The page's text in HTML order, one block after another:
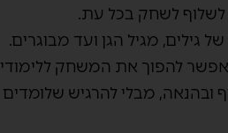
גילים, מגיל הגן ועד מבוגרים.
להפוך את המשחק ללימודי
ובהנאה, מבלי להרגיש שלומדים